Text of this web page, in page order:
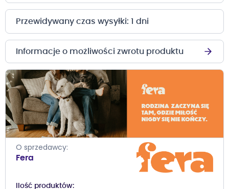
Przewidywany czas wysyłki: 1 dni
Informacje o możliwości zwrotu produktu
O sprzedawcy
Fera
Ilość produktów